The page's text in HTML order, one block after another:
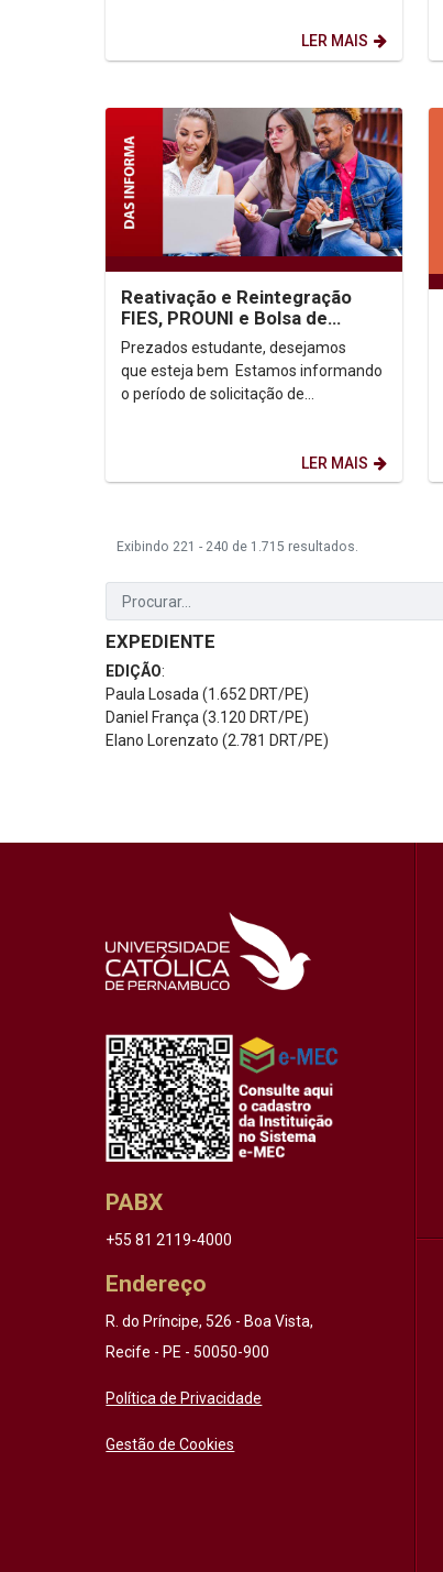
LER MAIS
Reativação e Reintegração
FIES, PROUNI e Bolsa de
Assistência Social 2025.2
Prezados estudante, desejamos
que esteja bem Estamos informando
o período de solicitação de
LER MAIS
Exibindo 221 - 240 de 1.715 resultados.
EXPEDIENTE
EDIÇÃO:
Paula Losada (1.652 DRT/PE)
Daniel França (3.120 DRT/PE)
Elano Lorenzato (2.781 DRT/PE)
PABX
+55 81 2119-4000
Endereço
R. do Príncipe, 526 - Boa Vista,
Recife - PE - 50050-900
Política de Privacidade
Gestão de Cookies